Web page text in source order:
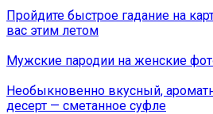
Пройдите быстрое гадание на
вас этим летом
Мужские пародии на женские
Необыкновенно вкусный,
десерт — сметанное суфле